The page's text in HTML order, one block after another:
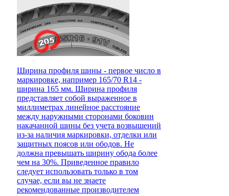
Ширина профиля шины - первое число в
маркировке, например 165/70 R14 -
ширина 165 мм. Ширина профиля
представляет собой выраженное в
миллиметрах линейное расстояние
между наружными сторонами боковин
накачанной шины без учета возвышений
из-за наличия маркировки, отделки или
защитных поясов или ободов. Не
должна превышать ширину обода более
чем на 30%. Приведенное правило
следует использовать только в том
случае, если вы не знаете
рекомендованные производителем